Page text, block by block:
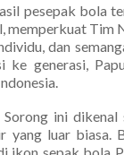
pesepak bola
memperkuat Tim
dan
ke generasi,
Sorong ini dikenal
yang luar biasa.
ikon sepak bola